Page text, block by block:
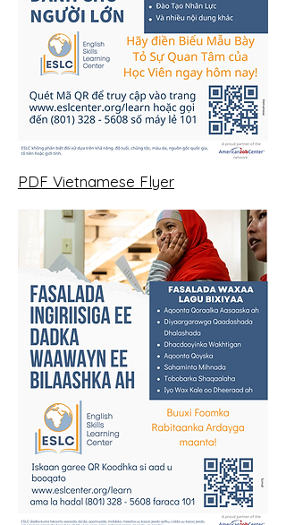
PDF Vietnamese Flyer